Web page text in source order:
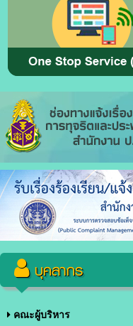
บุคลากร
คณะผู้บริหาร